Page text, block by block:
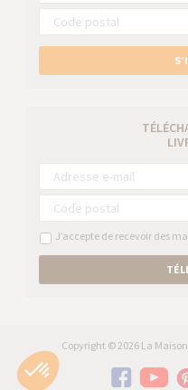
J’accepte de recevoir des
Copyright © 2026 La